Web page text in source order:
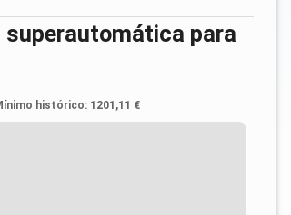
histórico: 1201,11 €